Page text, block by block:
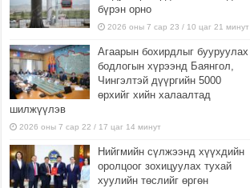
бүрэн орно
2026 оны 7 сар 23 / 10 цаг 21 минут
Агаарын бохирдлыг бууруулах
бодлогын хүрээнд Баянгол,
Чингэлтэй дүүргийн 5000
өрхийг хийн халаалтад
шилжүүлэв
2026 оны 7 сар 22 / 17 цаг 14 минут
Нийгмийн сүлжээнд хүүхдийн
оролцоог зохицуулах тухай
хуулийн төслийг өргөн